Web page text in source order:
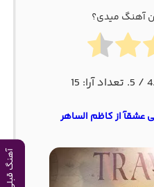
آهنگ قبلی
آهنگ میدی؟
/ 5. تعداد آرا: 15
عشقآ از کاظم الساهر